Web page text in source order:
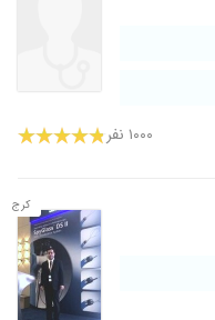
۱۰۰۰ نفر
کرج